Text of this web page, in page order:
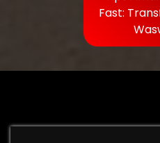
Fast: